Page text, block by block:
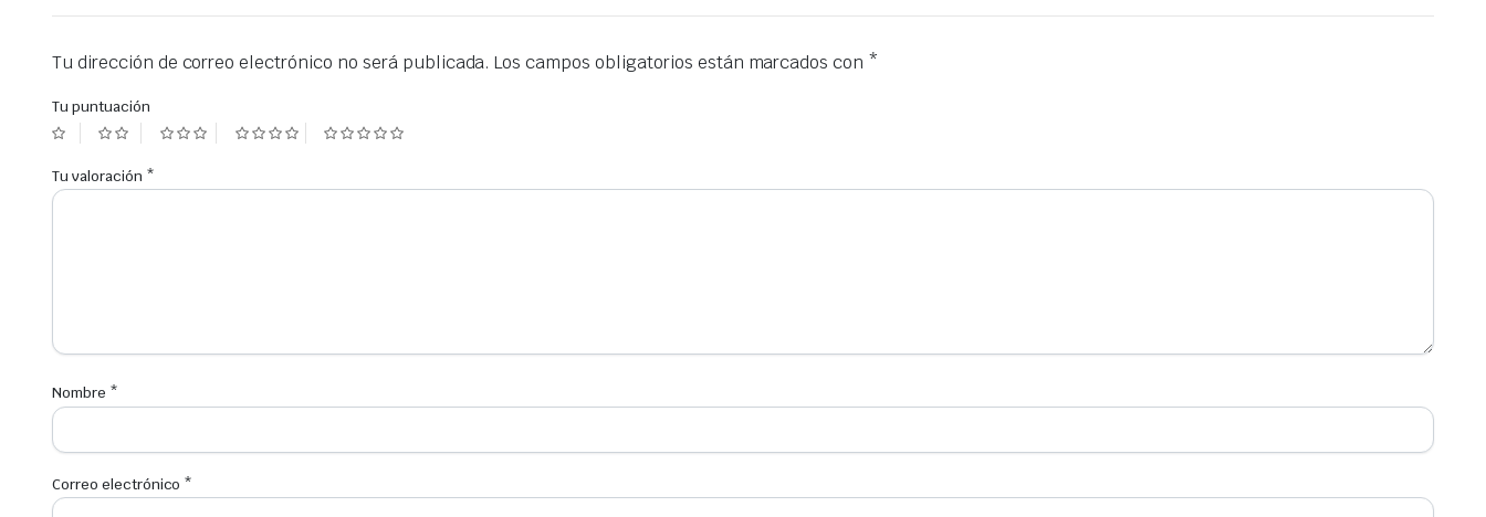
Tu dirección de correo electrónico no será publicada. Los campos obligatorios están marcados con *
Tu puntuación
Tu valoración *
Nombre *
Correo electrónico *